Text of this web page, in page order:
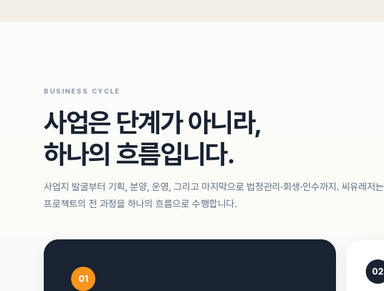
BUSINESS CYCLE
사업은 단계가 아니라,
하나의 흐름입니다.
사업지 발굴부터 기획, 분양, 운영, 그리고 마지막으로 법정관리·회생·인수까지. 씨유레저는
프로젝트의 전 과정을 하나의 흐름으로 수행합니다.
01
02